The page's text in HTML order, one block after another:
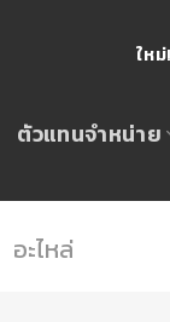
ให
ตัวแทนจำหน่าย
อะไหล่